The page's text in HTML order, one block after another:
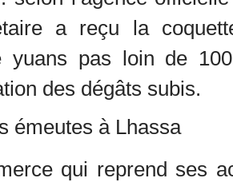
a reçu la
yuans pas loin de
des dégâts subis.
qui reprend ses